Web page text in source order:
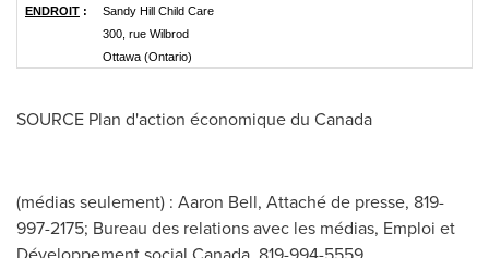
ENDROIT :
Sandy Hill Child Care
300, rue Wilbrod
Ottawa (Ontario)
SOURCE Plan d'action économique du Canada
(médias seulement) : Aaron Bell, Attaché de presse, 819-
997-2175; Bureau des relations avec les médias, Emploi et